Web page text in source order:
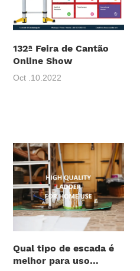
132ª Feira de Cantão
Online Show
Oct .10.2022
Qual tipo de escada é
melhor para uso